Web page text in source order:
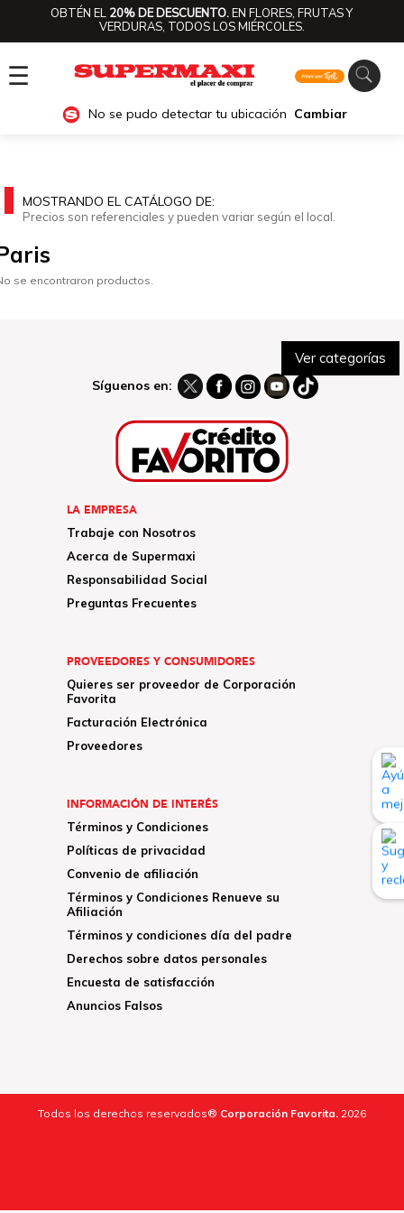
OBTÉN EL 20% DE DESCUENTO.EN FLORES, FRUTAS Y
VERDURAS, TODOS LOS MIÉRCOLES.
☰
No se pudo detectar tu ubicación Cambiar
Ver categorías
MOSTRANDO EL CATÁLOGO DE:
Precios son referenciales y pueden variar según el local.
se encontraron productos.
Síguenos en:
LA EMPRESA
Trabaje con Nosotros
Acerca de Supermaxi
Responsabilidad Social
Preguntas Frecuentes
PROVEEDORES Y CONSUMIDORES
Quieres ser proveedor de Corporación
Favorita
Facturación Electrónica
Proveedores
INFORMACIÓN DE INTERÉS
Términos y Condiciones
Políticas de privacidad
Convenio de afiliación
Términos y Condiciones Renueve su
Afiliación
Términos y condiciones día del padre
Derechos sobre datos personales
Encuesta de satisfacción
Anuncios Falsos
Todos los derechos reservados® Corporación Favorita. 2026